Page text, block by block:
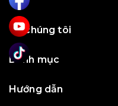
Về chúng tôi
Danh mục
Hướng dẫn